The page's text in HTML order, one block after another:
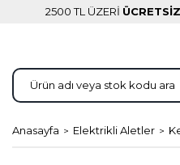
2500 TL ÜZERİ
Anasayfa Elektrikli Aletler